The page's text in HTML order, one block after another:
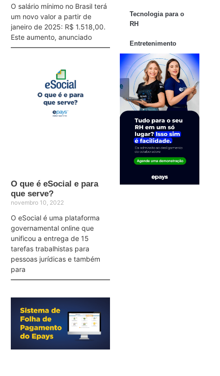
O salário mínimo no Brasil terá
um novo valor a partir de
janeiro de 2025: R$ 1.518,00.
Este aumento, anunciado
O que é eSocial e para
que serve?
novembro 10, 2022
O eSocial é uma plataforma
governamental online que
unificou a entrega de 15
tarefas trabalhistas para
pessoas jurídicas e também
para
Tecnologia para o
RH
Entretenimento